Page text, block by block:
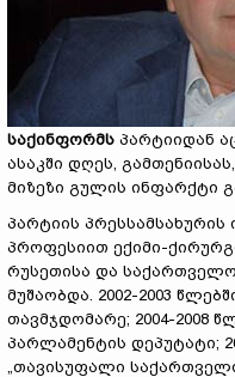
საქინფორმს პარტიიდან
ასაკში დღეს,
მიზეზი გულის ინფარქტი
პარტიის
პროფესიით ექიმი-
რუსეთისა და
მუშაობდა. 2002-2003
თავმჯდომარე; 2004-2008
პარლამენტის დეპუტატი;
„თავისუფალი